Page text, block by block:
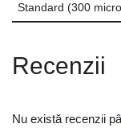
Standard (300
Recenzii
Nu există recenzii